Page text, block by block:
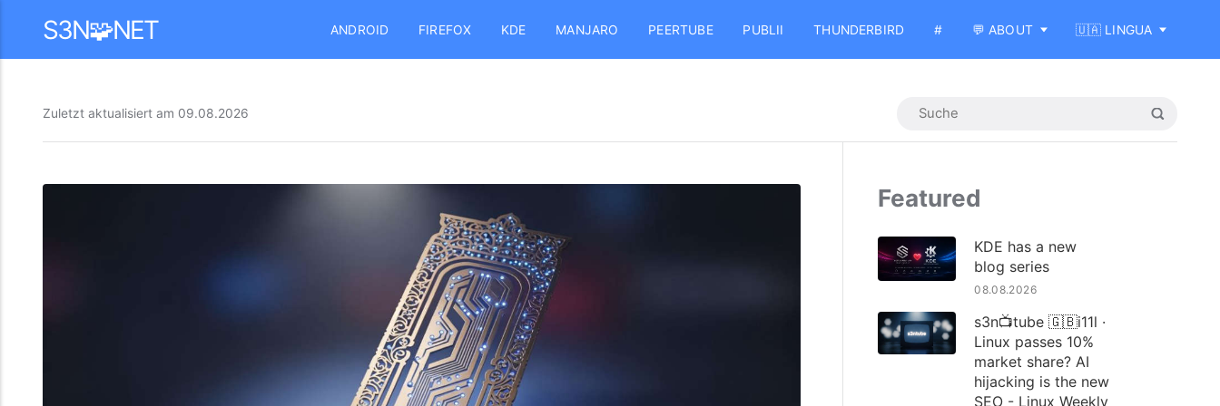
S3N🧩NET ANDROID FIREFOX KDE MANJARO PEERTUBE PUBLII THUNDERBIRD # 💬 ABOUT 🇺🇦 LINGUA
Zuletzt aktualisiert am 09.08.2026
Featured
KDE has a new
blog series
08.08.2026
s3n📺tube 🇬🇧i11l ·
Linux passes 10%
market share? AI
hijacking is the new
SEO - Linux Weekly